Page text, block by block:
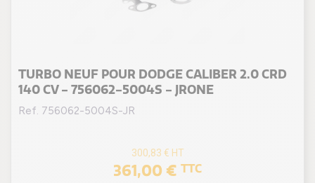
TURBO NEUF POUR DODGE CALIBER 2.0 CRD
140 CV - 756062-5004S - JRONE
Ref. 756062-5004S-JR
300,83 € HT
361,00 € TTC